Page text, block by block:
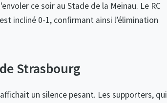
ce soir au Stade de la Meinau. Le RC
incliné 0-1, confirmant ainsi l’élimination
Strasbourg
un silence pesant. Les supporters, qui